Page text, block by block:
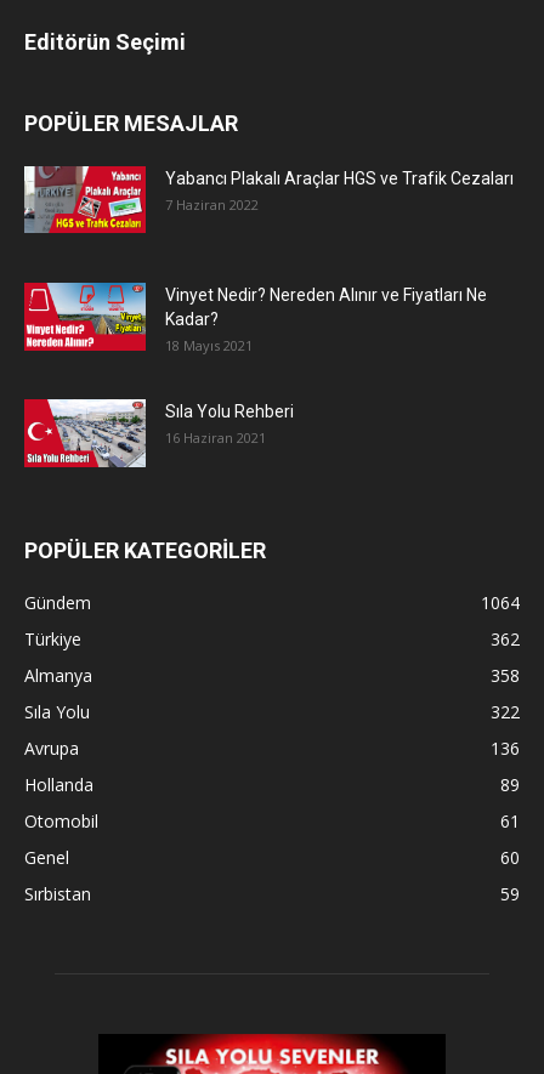
Editörün Seçimi
POPÜLER MESAJLAR
Yabancı Plakalı Araçlar HGS ve Trafik Cezaları
7 Haziran 2022
Vinyet Nedir? Nereden Alınır ve Fiyatları Ne
Kadar?
18 Mayıs 2021
Sıla Yolu Rehberi
16 Haziran 2021
POPÜLER KATEGORİLER
Gündem
1064
Türkiye
362
Almanya
358
Sıla Yolu
322
Avrupa
136
Hollanda
89
Otomobil
61
Genel
60
Sırbistan
59